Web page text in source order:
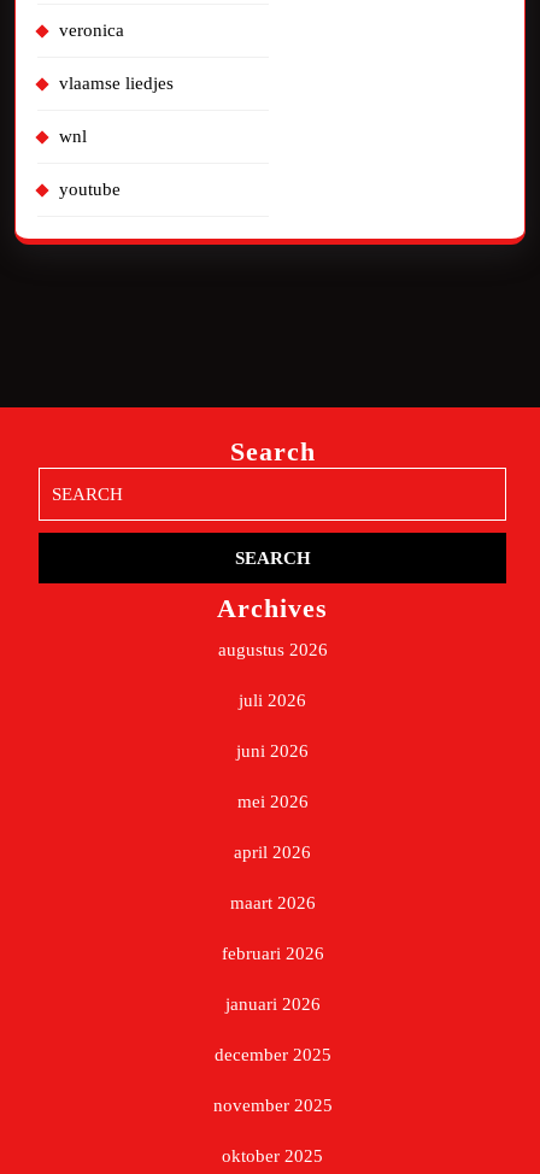
veronica
vlaamse liedjes
wnl
youtube
Search
for:
Archives
augustus 2026
juli 2026
juni 2026
mei 2026
april 2026
maart 2026
februari 2026
januari 2026
december 2025
november 2025
oktober 2025